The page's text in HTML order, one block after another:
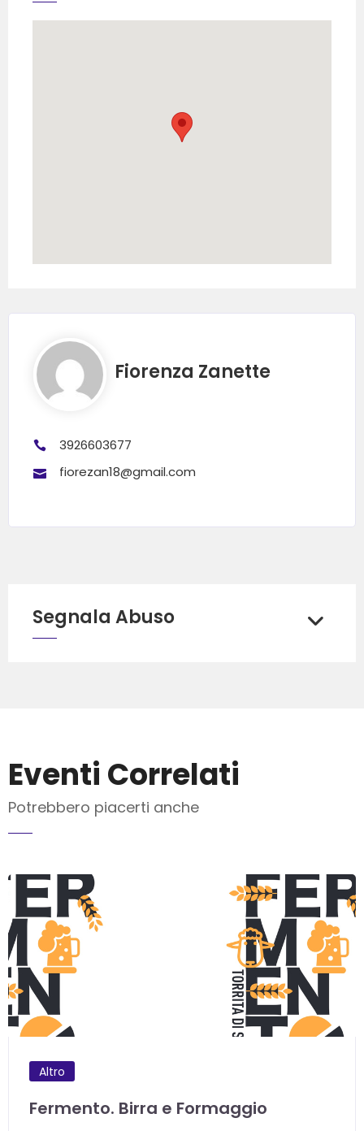
Fiorenza Zanette
3926603677
fiorezan18@gmail.com
INVIA MAIL
Segnala Abuso
Eventi Correlati
Potrebbero piacerti anche
Altro
Fermento. Birra e Formaggio